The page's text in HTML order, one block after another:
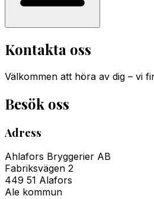
Kontakta oss
Välkommen att höra av dig – vi
Besök oss
Adress
Ahlafors Bryggerier AB
Fabriksvägen 2
449 51 Alafors
Ale kommun